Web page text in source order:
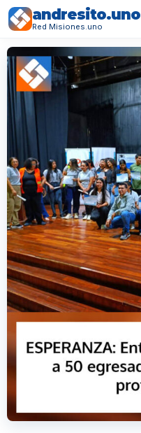
andresito.uno
Red Misiones.uno